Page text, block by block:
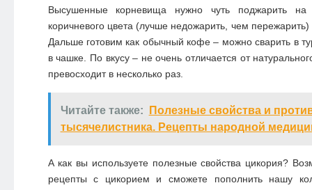
Высушенные корневища нужно чуть поджарить на
коричневого цвета (лучше недожарить, чем
Дальше готовим как обычный кофе – можно сварить в
в чашке. По вкусу – не очень отличается от
превосходит в несколько раз.
Читайте также:
Полезные свойства и
тысячелистника. Рецепты народной
А как вы используете полезные свойства цикория?
рецепты с цикорием и сможете пополнить нашу